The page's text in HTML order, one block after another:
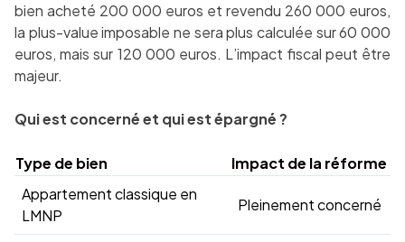
bien acheté 200 000 euros et revendu 260 000 euros,
la plus-value imposable ne sera plus calculée sur 60 000
euros, mais sur 120 000 euros. L’impact fiscal peut être
majeur.
Qui est concerné et qui est épargné ?
Type de bien
Impact de la réforme
Appartement classique en
LMNP
Pleinement concerné